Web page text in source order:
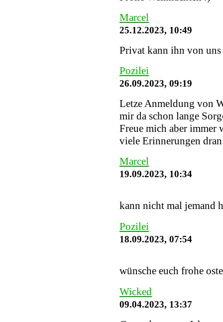
Marcel
25.12.2023, 10:49
Privat kann ihn von uns
Pozilei
26.09.2023, 09:19
Letze Anmeldung von
mir da schon lange
Freue mich aber immer
viele Erinnerungen
Marcel
19.09.2023, 10:34
kann nicht mal jemand
Pozilei
18.09.2023, 07:54
wünsche euch frohe
Wicked
09.04.2023, 13:37